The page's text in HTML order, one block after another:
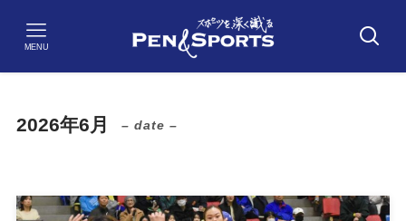
MENU
2026年6月 – date –